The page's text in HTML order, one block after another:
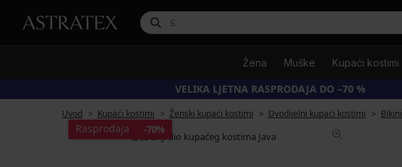
Žena Muške Kupaći kostimi
VELIKA LJETNA RASPRODAJA DO –70 %
Uvod Kupaći kostimi Ženski kupaći kostimi Dvodijelni kupaći kostimi Bikini
Rasprodaja -70%